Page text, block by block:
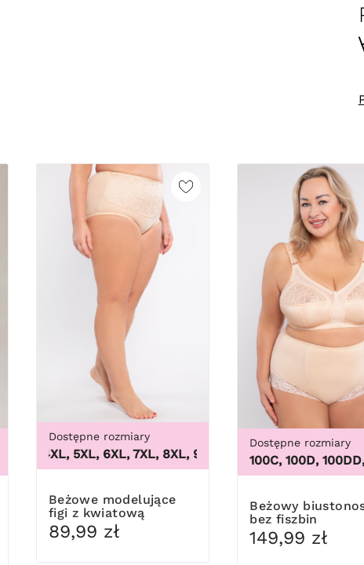
Dostępne rozmiary
3XL, 4XL, 5XL, 6XL, 7XL, 8XL, 9XL 3XL, 4XL, 5XL, 6XL, 7XL,
Beżowe modelujące
figi z kwiatową
koronką
89,99 zł
Dostępne rozmiary
100B, 100C, 100D, 100DD,
Beżowy biustonosz
bez fiszbin
149,99 zł